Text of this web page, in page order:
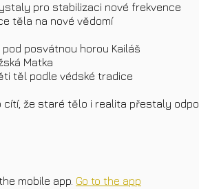
pro stabilizaci nové frekvence
těla na nové vědomí
posvátnou horou Kailáš
Matka
těl podle védské tradice
cítí, že staré tělo i realita přestaly
mobile app. Go to the app